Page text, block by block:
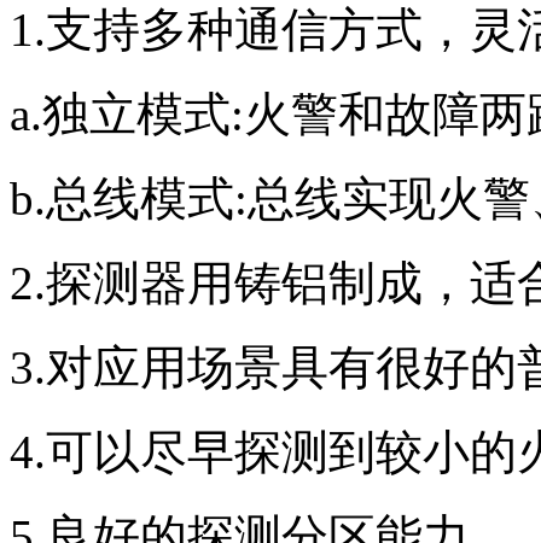
1.支持多种通信方式，灵
a.独立模式:火警和故障
b.总线模式:总线实现火
2.探测器用铸铝制成，
3.对应用场景具有很好的
4.可以尽早探测到较小的